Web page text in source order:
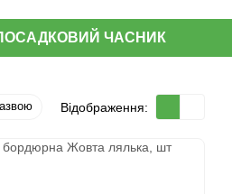
ЧАСНИК
Відображення: